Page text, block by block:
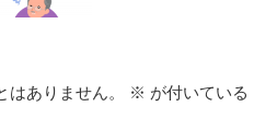
はありません。 ※ が付いている